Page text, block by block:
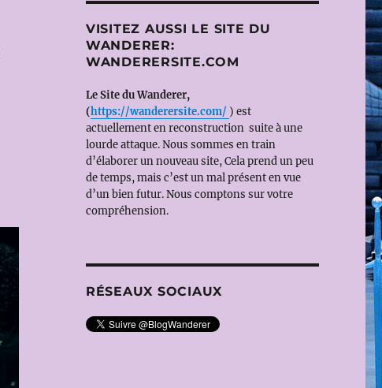
VISITEZ AUSSI LE SITE DU
WANDERER:
WANDERERSITE.COM
Le Site du Wanderer,
(https://wanderersite.com/ ) est
actuellement en reconstruction suite à une
lourde attaque. Nous sommes en train
d’élaborer un nouveau site, Cela prend un peu
de temps, mais c’est un mal présent en vue
d’un bien futur. Nous comptons sur votre
compréhension.
RÉSEAUX SOCIAUX